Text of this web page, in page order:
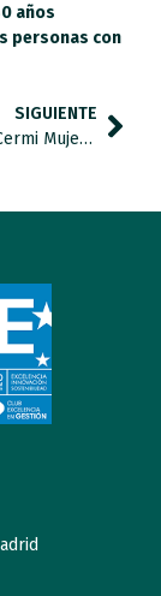
años
personas con
SIGUIENTE
La Fundación Cermi Mujeres ha leído el manifiesto por el Día Internacional de la mujer.